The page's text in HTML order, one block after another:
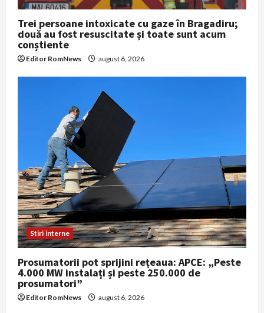
Trei persoane intoxicate cu gaze în Bragadiru;
două au fost resuscitate și toate sunt acum
conștiente
Editor RomNews august 6, 2026
Stiri interne
Prosumatorii pot sprijini rețeaua: APCE: „Peste
4.000 MW instalați și peste 250.000 de
prosumatori”
Editor RomNews august 6, 2026